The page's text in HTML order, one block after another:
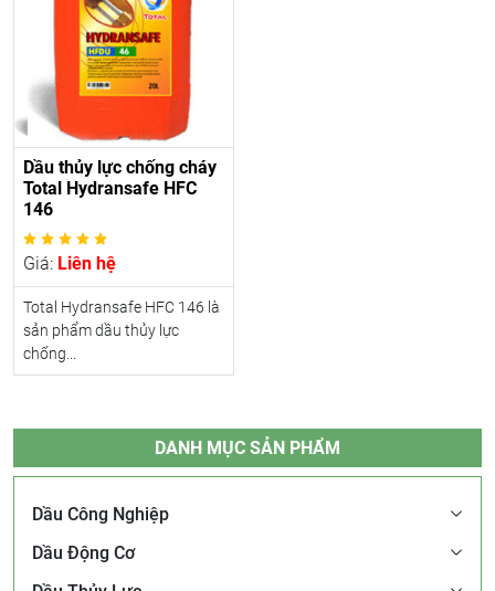
Dầu thủy lực chống cháy
Total Hydransafe HFC
146
Giá: Liên hệ
Total Hydransafe HFC 146 là
sản phẩm dầu thủy lực
chống...
DANH MỤC SẢN PHẨM
Dầu Công Nghiệp
Dầu Động Cơ